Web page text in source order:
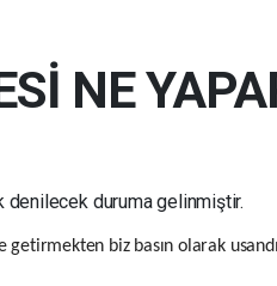
NE
duruma gelinmiştir.
biz basın olarak